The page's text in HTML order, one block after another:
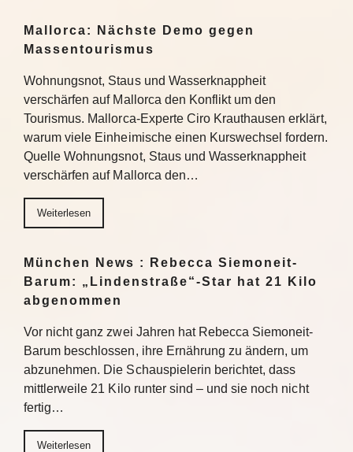
Mallorca: Nächste Demo gegen
Massentourismus
Wohnungsnot, Staus und Wasserknappheit
verschärfen auf Mallorca den Konflikt um den
Tourismus. Mallorca-Experte Ciro Krauthausen erklärt,
warum viele Einheimische einen Kurswechsel fordern.
Quelle Wohnungsnot, Staus und Wasserknappheit
verschärfen auf Mallorca den…
Weiterlesen
München News : Rebecca Siemoneit-
Barum: „Lindenstraße“-Star hat 21 Kilo
abgenommen
Vor nicht ganz zwei Jahren hat Rebecca Siemoneit-
Barum beschlossen, ihre Ernährung zu ändern, um
abzunehmen. Die Schauspielerin berichtet, dass
mittlerweile 21 Kilo runter sind – und sie noch nicht
fertig…
Weiterlesen